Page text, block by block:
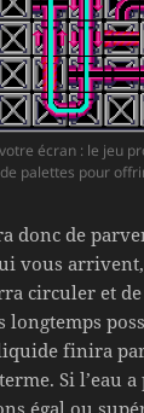
écran : le jeu
palettes pour
donc de
vous
circuler et
longtemps
finira
Si l’eau